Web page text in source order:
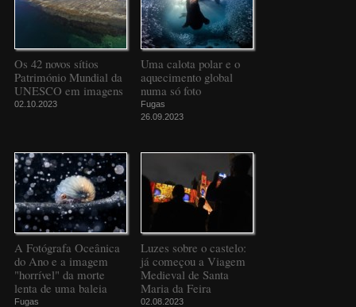
Os 42 novos sítios
Património Mundial da
UNESCO em imagens
02.10.2023
Uma calota polar e o
aquecimento global
numa só foto
Fugas
26.09.2023
A Fotógrafa Oceânica
do Ano e a imagem
"horrível" da morte
lenta de uma baleia
Fugas
Luzes sobre o castelo:
já começou a Viagem
Medieval de Santa
Maria da Feira
02.08.2023